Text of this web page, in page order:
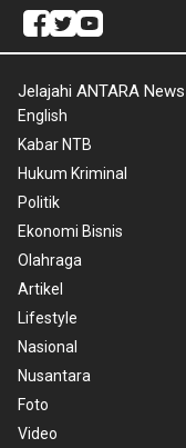
Jelajahi ANTARA
English
Kabar NTB
Hukum Kriminal
Politik
Ekonomi Bisnis
Olahraga
Artikel
Lifestyle
Nasional
Nusantara
Foto
Video